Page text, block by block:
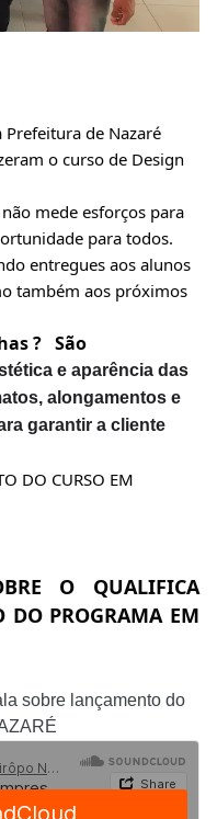
de Nazaré
o curso de Design
mede esforços para
para todos.
entregues aos alunos
também aos próximos
?   São
e aparência das
alongamentos e
garantir a cliente
DO CURSO EM
O QUALIFICA
DO PROGRAMA EM
sobre lançamento do